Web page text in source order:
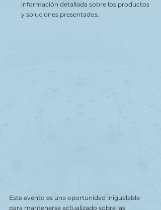
información detallada sobre los productos
y soluciones presentados.
Este evento es una oportunidad inigualable
para mantenerse actualizado sobre las